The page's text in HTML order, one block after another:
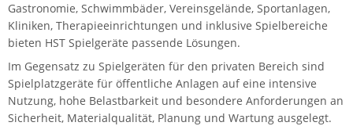
Gastronomie, Schwimmbäder, Vereinsgelände, Sportanlagen,
Kliniken, Therapieeinrichtungen und inklusive Spielbereiche
bieten HST Spielgeräte passende Lösungen.
Im Gegensatz zu Spielgeräten für den privaten Bereich sind
Spielplatzgeräte für öffentliche Anlagen auf eine intensive
Nutzung, hohe Belastbarkeit und besondere Anforderungen an
Sicherheit, Materialqualität, Planung und Wartung ausgelegt.